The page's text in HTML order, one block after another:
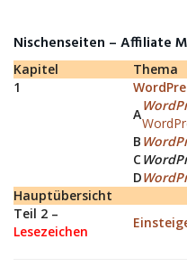
Nischenseiten – Affiliate
Kapitel
Thema
1
A
B
C
D
Hauptübersicht
Teil 2 –
Lesezeichen